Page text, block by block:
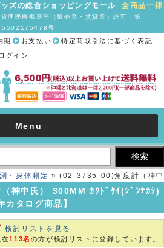
ッズの総合ショッピングモール全商品一律
管理医療機器等（販売業・賃貸業）許可 第
5502175478号
期 お支払い
特定商取引法に基づく表記
ログイン
Menu
・身体測定 » (02-3735-00)角度計（神中
ﾅｶｼ)【1個単位】【2019年カタログ商品】
神中氏） 300MM ｶｸﾄﾞｹｲ(ｼﾞﾝﾅｶｼ)
カタログ商品】
検討リストを見る
在113名 の方が検討リストに登録しています。